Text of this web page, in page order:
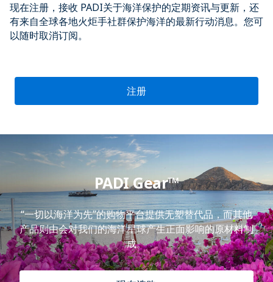
现在注册，接收 PADI关于海洋保护的定期资讯与更新，还
有来自全球各地火炬手社群保护海洋的最新行动消息。您可
以随时取消订阅。
注册
PADI Gear™
“一切以海洋为先”的购物平台提供无塑替代品，而其他
产品则由会对我们的海洋星球产生正面影响的原材料制
成。